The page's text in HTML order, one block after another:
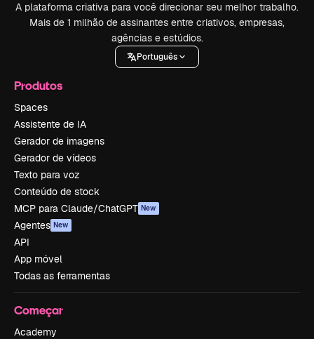
A plataforma criativa para você direcionar seu melhor trabalho.
Mais de 1 milhão de assinantes entre criativos, empresas,
agências e estúdios.
Português
Produtos
Spaces
Assistente de IA
Gerador de imagens
Gerador de vídeos
Texto para voz
Conteúdo de stock
MCP para Claude/ChatGPT New
Agentes New
API
App móvel
Todas as ferramentas
Começar
Academy